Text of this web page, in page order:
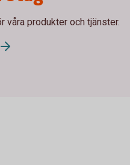
våra produkter och tjänster.